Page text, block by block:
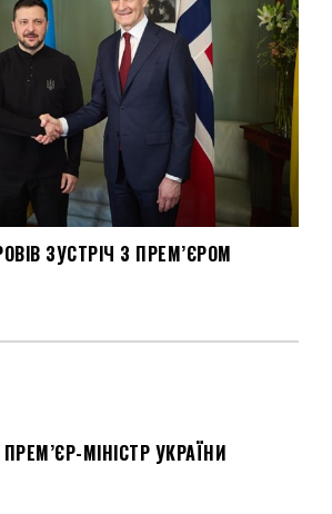
ЗУСТРІЧ З ПРЕМ’ЄРОМ
МІНІСТР УКРАЇНИ